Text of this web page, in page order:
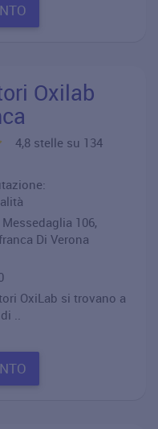
Oxilab
4,8 stelle su 134
106,
Di Verona
OxiLab si trovano a
..